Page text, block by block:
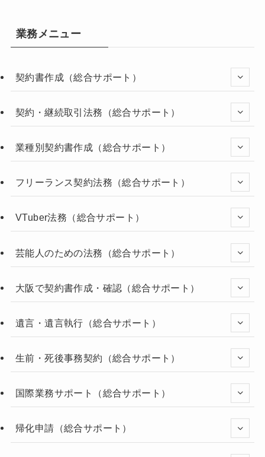
業務メニュー
契約書作成（総合サポート）
契約・継続取引法務（総合サポート）
業種別契約書作成（総合サポート）
フリーランス契約法務（総合サポート）
VTuber法務（総合サポート）
芸能人のための法務（総合サポート）
大阪で契約書作成・確認（総合サポート）
遺言・遺言執行（総合サポート）
生前・死後事務契約（総合サポート）
国際業務サポート（総合サポート）
帰化申請（総合サポート）